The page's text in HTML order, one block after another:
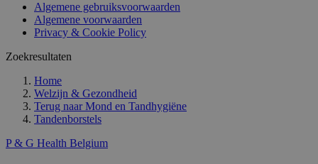
Algemene gebruiksvoorwaarden
Algemene voorwaarden
Privacy & Cookie Policy
Zoekresultaten
Home
Welzijn & Gezondheid
Terug naar Mond en Tandhygiëne
Tandenborstels
P & G Health Belgium